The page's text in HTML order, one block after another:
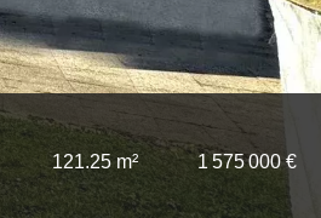
121.25 m² 1 575 000 €